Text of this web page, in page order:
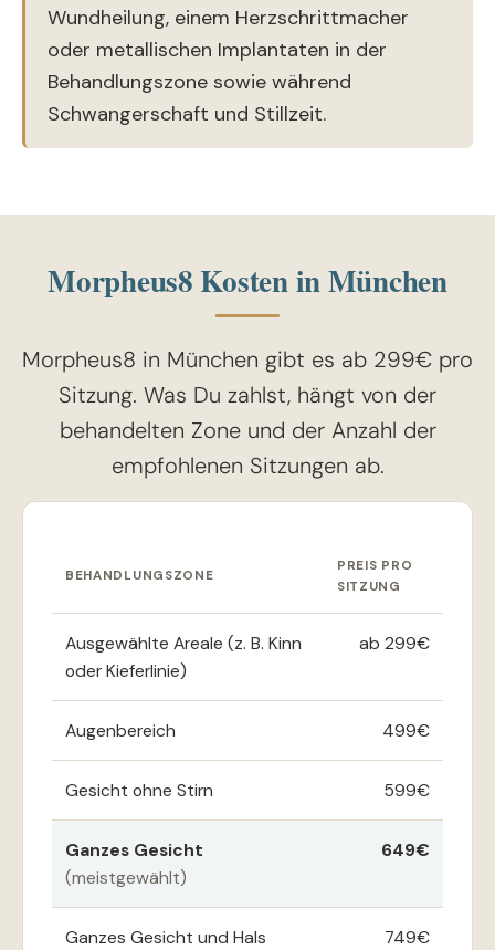
Wundheilung, einem Herzschrittmacher
oder metallischen Implantaten in der
Behandlungszone sowie während
Schwangerschaft und Stillzeit.
Morpheus8 Kosten in München
Morpheus8 in München gibt es ab 299€ pro
Sitzung. Was Du zahlst, hängt von der
behandelten Zone und der Anzahl der
empfohlenen Sitzungen ab.
BEHANDLUNGSZONE
PREIS PRO
SITZUNG
Ausgewählte Areale (z. B. Kinn
oder Kieferlinie)
ab 299€
Augenbereich 499€
Gesicht ohne Stirn 599€
Ganzes Gesicht
(meistgewählt)
649€
Ganzes Gesicht und Hals 749€